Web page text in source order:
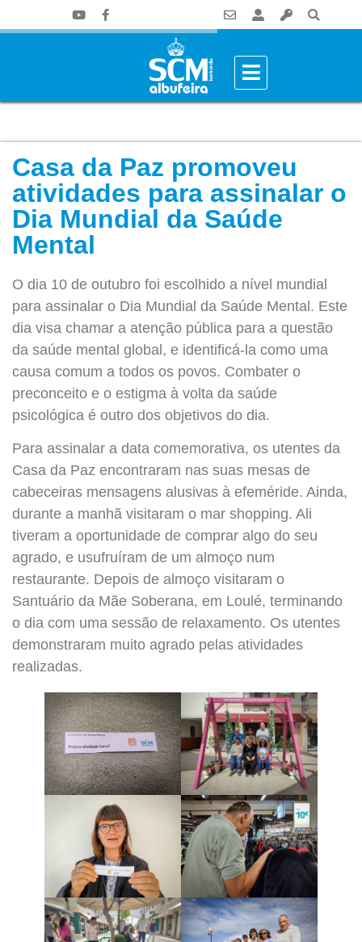
Casa da Paz promoveu
atividades para assinalar o
Dia Mundial da Saúde
Mental
O dia 10 de outubro foi escolhido a nível mundial
para assinalar o Dia Mundial da Saúde Mental. Este
dia visa chamar a atenção pública para a questão
da saúde mental global, e identificá-la como uma
causa comum a todos os povos. Combater o
preconceito e o estigma à volta da saúde
psicológica é outro dos objetivos do dia.
Para assinalar a data comemorativa, os utentes da
Casa da Paz encontraram nas suas mesas de
cabeceiras mensagens alusivas à efeméride. Ainda,
durante a manhã visitaram o mar shopping. Ali
tiveram a oportunidade de comprar algo do seu
agrado, e usufruíram de um almoço num
restaurante. Depois de almoço visitaram o
Santuário da Mãe Soberana, em Loulé, terminando
o dia com uma sessão de relaxamento. Os utentes
demonstraram muito agrado pelas atividades
realizadas.